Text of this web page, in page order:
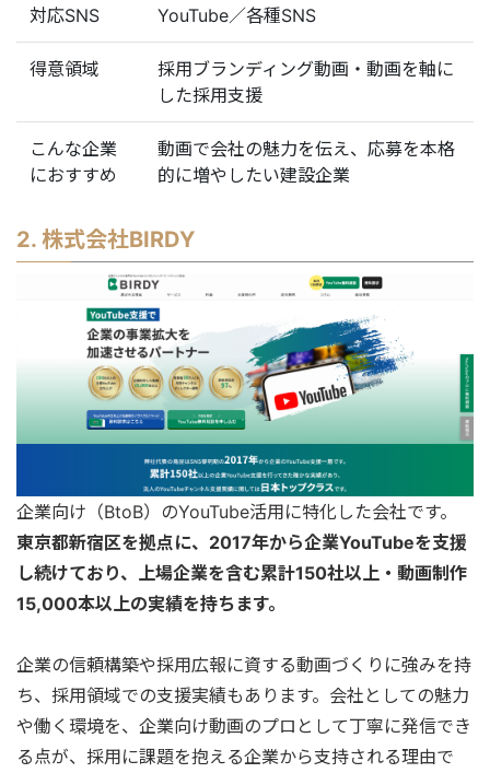
対応SNS YouTube／各種SNS
得意領域
採用ブランディング動画・動画を軸に
した採用支援
こんな企業
におすすめ
動画で会社の魅力を伝え、応募を本格
的に増やしたい建設企業
2. 株式会社BIRDY
企業向け（BtoB）のYouTube活用に特化した会社です。
東京都新宿区を拠点に、2017年から企業YouTubeを支援
し続けており、上場企業を含む累計150社以上・動画制作
15,000本以上の実績を持ちます。
企業の信頼構築や採用広報に資する動画づくりに強みを持
ち、採用領域での支援実績もあります。会社としての魅力
や働く環境を、企業向け動画のプロとして丁寧に発信でき
る点が、採用に課題を抱える企業から支持される理由で